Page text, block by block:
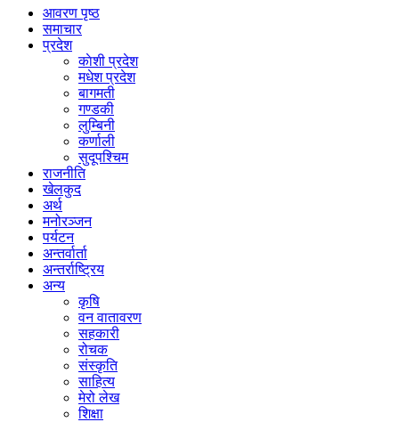
आवरण पृष्‍ठ
समाचार
प्रदेश
काेशी प्रदेश
मधेश प्रदेश
बागमती
गण्डकी
लुम्बिनी
कर्णाली
सुदूपश्‍चिम
राजनीति
खेलकुद
अर्थ
मनोरञ्‍जन
पर्यटन
अन्तर्वार्ता
अन्तर्राष्‍ट्रिय
अन्य
कृषि
वन वातावरण
सहकारी
रोचक
संस्कृति
साहित्य
मेरो लेख
शिक्षा